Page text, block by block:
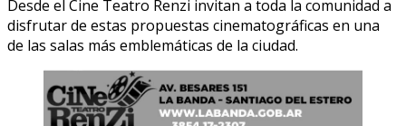
Desde el Cine Teatro Renzi invitan a toda la comunidad a
disfrutar de estas propuestas cinematográficas en una
de las salas más emblemáticas de la ciudad.